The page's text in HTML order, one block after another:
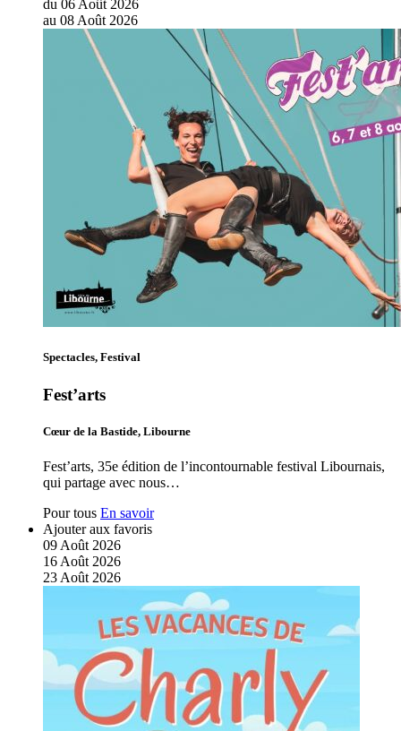
du 06 Août 2026
au 08 Août 2026
Spectacles, Festival
Fest’arts
Cœur de la Bastide, Libourne
Fest’arts, 35e édition de l’incontournable festival Libournais,
qui partage avec nous…
Pour tous En savoir
Ajouter aux favoris
09 Août 2026
16 Août 2026
23 Août 2026